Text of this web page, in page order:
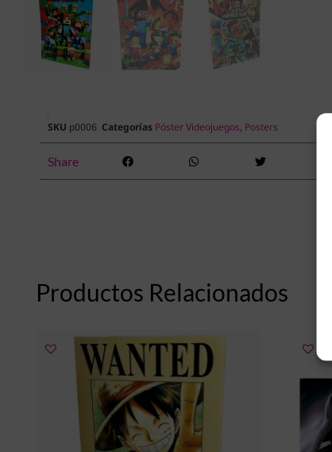
SKU p0006 Categorías Póster Videojuegos, Posters
Share
Productos Relacionados